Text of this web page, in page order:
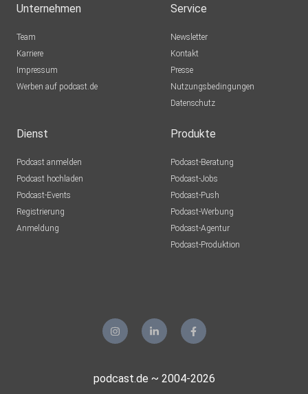
Unternehmen
Team
Karriere
Impressum
Werben auf podcast.de
Service
Newsletter
Kontakt
Presse
Nutzungsbedingungen
Datenschutz
Dienst
Podcast anmelden
Podcast hochladen
Podcast-Events
Registrierung
Anmeldung
Produkte
Podcast-Beratung
Podcast-Jobs
Podcast-Push
Podcast-Werbung
Podcast-Agentur
Podcast-Produktion
podcast.de ~ 2004-2026